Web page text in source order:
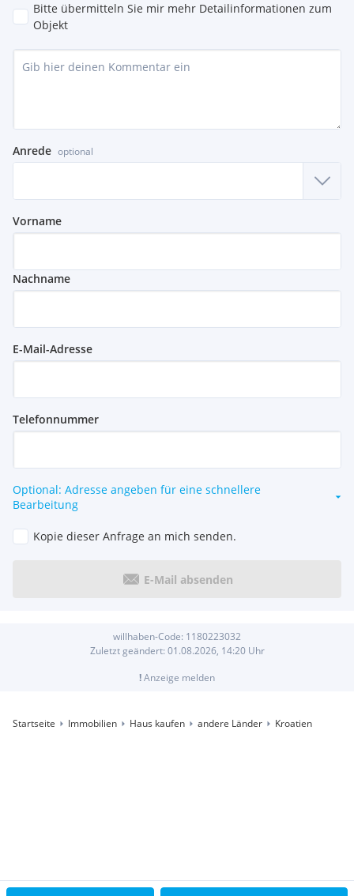
Bitte übermitteln Sie mir mehr Detailinformationen zum
Objekt
Anrede optional
Vorname
Nachname
E-Mail-Adresse
Telefonnummer
Optional: Adresse angeben für eine schnellere
Bearbeitung
Kopie dieser Anfrage an mich senden.
E-Mail absenden
willhaben-Code: 1180223032
Zuletzt geändert: 01.08.2026, 14:20Uhr
!Anzeige melden
Startseite Immobilien Haus kaufen andere Länder Kroatien